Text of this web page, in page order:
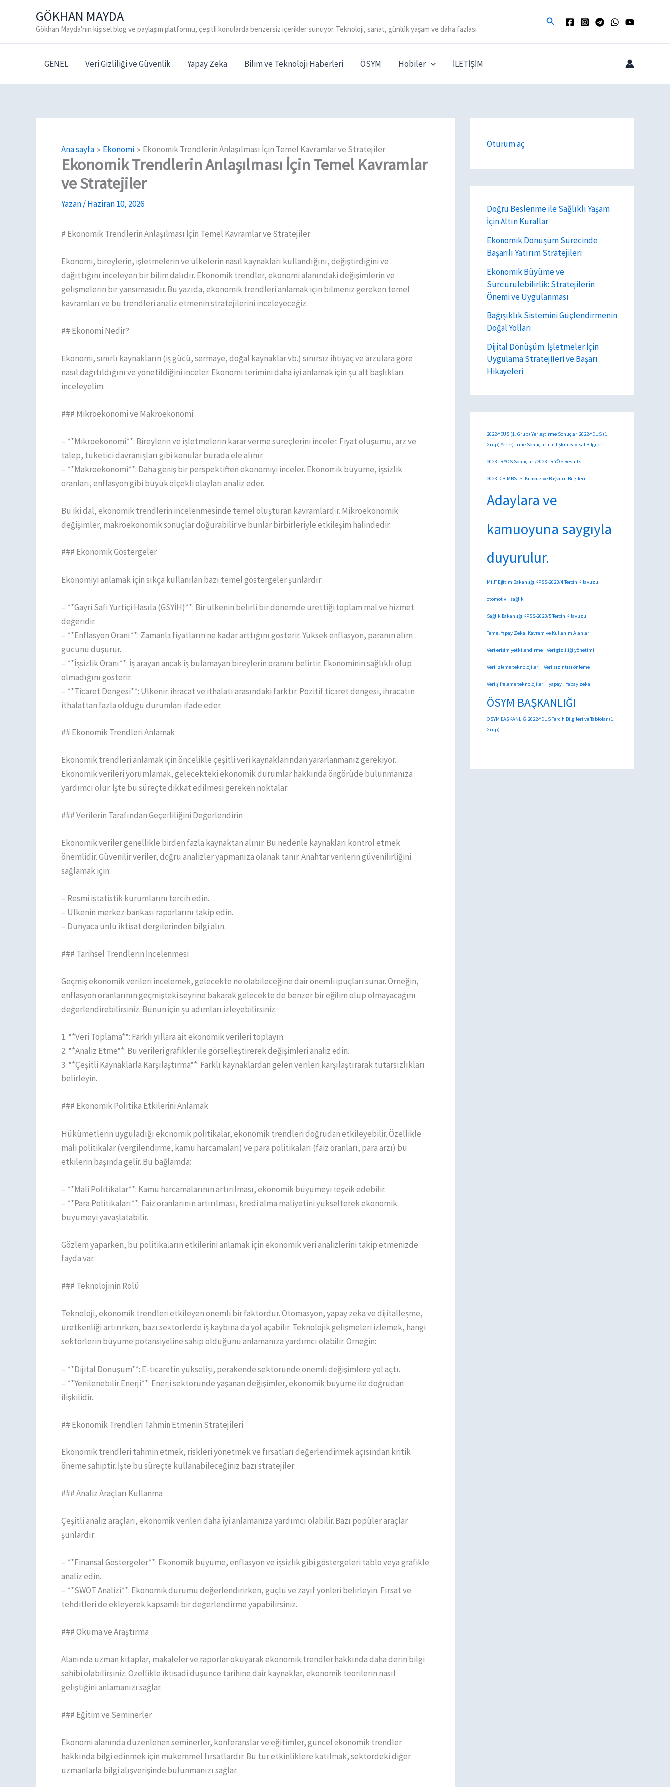
GÖKHAN MAYDA
Gökhan Mayda'nın kişisel blog ve paylaşım platformu, çeşitli konularda benzersiz içerikler sunuyor. Teknoloji, sanat, günlük yaşam ve daha fazlası
Arama
GENEL Veri Gizliliği ve Güvenlik Yapay Zeka Bilim ve Teknoloji Haberleri ÖSYM Hobiler İLETİŞİM
Ana sayfa Ekonomi Ekonomik Trendlerin Anlaşılması İçin Temel Kavramlar ve Stratejiler
Ekonomik Trendlerin Anlaşılması İçin Temel Kavramlar
ve Stratejiler
Yazan/Haziran 10, 2026
# Ekonomik Trendlerin Anlaşılması İçin Temel Kavramlar ve Stratejiler
Ekonomi, bireylerin, işletmelerin ve ülkelerin nasıl kaynakları kullandığını, değiştirdiğini ve
dağıttığını inceleyen bir bilim dalıdır. Ekonomik trendler, ekonomi alanındaki değişimlerin ve
gelişmelerin bir yansımasıdır. Bu yazıda, ekonomik trendleri anlamak için bilmeniz gereken temel
kavramları ve bu trendleri analiz etmenin stratejilerini inceleyeceğiz.
## Ekonomi Nedir?
Ekonomi, sınırlı kaynakların (iş gücü, sermaye, doğal kaynaklar vb.) sınırsız ihtiyaç ve arzulara göre
nasıl dağıtıldığını ve yönetildiğini inceler. Ekonomi terimini daha iyi anlamak için şu alt başlıkları
inceleyelim:
### Mikroekonomi ve Makroekonomi
– **Mikroekonomi**: Bireylerin ve işletmelerin karar verme süreçlerini inceler. Fiyat oluşumu, arz ve
talep, tüketici davranışları gibi konular burada ele alınır.
– **Makroekonomi**: Daha geniş bir perspektiften ekonomiyi inceler. Ekonomik büyüme, işsizlik
oranları, enflasyon gibi büyük ölçekli olayları analiz eder.
Bu iki dal, ekonomik trendlerin incelenmesinde temel oluşturan kavramlardır. Mikroekonomik
değişimler, makroekonomik sonuçlar doğurabilir ve bunlar birbirleriyle etkileşim halindedir.
### Ekonomik Göstergeler
Ekonomiyi anlamak için sıkça kullanılan bazı temel göstergeler şunlardır:
– **Gayri Safi Yurtiçi Hasıla (GSYİH)**: Bir ülkenin belirli bir dönemde ürettiği toplam mal ve hizmet
değeridir.
– **Enflasyon Oranı**: Zamanla fiyatların ne kadar arttığını gösterir. Yüksek enflasyon, paranın alım
gücünü düşürür.
– **İşsizlik Oranı**: İş arayan ancak iş bulamayan bireylerin oranını belirtir. Ekonominin sağlıklı olup
olmadığını gösterir.
– **Ticaret Dengesi**: Ülkenin ihracat ve ithalatı arasındaki farktır. Pozitif ticaret dengesi, ihracatın
ithalattan fazla olduğu durumları ifade eder.
## Ekonomik Trendleri Anlamak
Ekonomik trendleri anlamak için öncelikle çeşitli veri kaynaklarından yararlanmanız gerekiyor.
Ekonomik verileri yorumlamak, gelecekteki ekonomik durumlar hakkında öngörüde bulunmanıza
yardımcı olur. İşte bu süreçte dikkat edilmesi gereken noktalar:
### Verilerin Tarafından Geçerliliğini Değerlendirin
Ekonomik veriler genellikle birden fazla kaynaktan alınır. Bu nedenle kaynakları kontrol etmek
önemlidir. Güvenilir veriler, doğru analizler yapmanıza olanak tanır. Anahtar verilerin güvenilirliğini
sağlamak için:
– Resmi istatistik kurumlarını tercih edin.
– Ülkenin merkez bankası raporlarını takip edin.
– Dünyaca ünlü iktisat dergilerinden bilgi alın.
### Tarihsel Trendlerin İncelenmesi
Geçmiş ekonomik verileri incelemek, gelecekte ne olabileceğine dair önemli ipuçları sunar. Örneğin,
enflasyon oranlarının geçmişteki seyrine bakarak gelecekte de benzer bir eğilim olup olmayacağını
değerlendirebilirsiniz. Bunun için şu adımları izleyebilirsiniz:
1. **Veri Toplama**: Farklı yıllara ait ekonomik verileri toplayın.
2. **Analiz Etme**: Bu verileri grafikler ile görselleştirerek değişimleri analiz edin.
3. **Çeşitli Kaynaklarla Karşılaştırma**: Farklı kaynaklardan gelen verileri karşılaştırarak tutarsızlıkları
belirleyin.
### Ekonomik Politika Etkilerini Anlamak
Hükümetlerin uyguladığı ekonomik politikalar, ekonomik trendleri doğrudan etkileyebilir. Özellikle
mali politikalar (vergilendirme, kamu harcamaları) ve para politikaları (faiz oranları, para arzı) bu
etkilerin başında gelir. Bu bağlamda:
– **Mali Politikalar**: Kamu harcamalarının artırılması, ekonomik büyümeyi teşvik edebilir.
– **Para Politikaları**: Faiz oranlarının artırılması, kredi alma maliyetini yükselterek ekonomik
büyümeyi yavaşlatabilir.
Gözlem yaparken, bu politikaların etkilerini anlamak için ekonomik veri analizlerini takip etmenizde
fayda var.
### Teknolojinin Rolü
Teknoloji, ekonomik trendleri etkileyen önemli bir faktördür. Otomasyon, yapay zeka ve dijitalleşme,
üretkenliği artırırken, bazı sektörlerde iş kaybına da yol açabilir. Teknolojik gelişmeleri izlemek, hangi
sektörlerin büyüme potansiyeline sahip olduğunu anlamanıza yardımcı olabilir. Örneğin:
– **Dijital Dönüşüm**: E-ticaretin yükselişi, perakende sektöründe önemli değişimlere yol açtı.
– **Yenilenebilir Enerji**: Enerji sektöründe yaşanan değişimler, ekonomik büyüme ile doğrudan
ilişkilidir.
## Ekonomik Trendleri Tahmin Etmenin Stratejileri
Ekonomik trendleri tahmin etmek, riskleri yönetmek ve fırsatları değerlendirmek açısından kritik
öneme sahiptir. İşte bu süreçte kullanabileceğiniz bazı stratejiler:
### Analiz Araçları Kullanma
Çeşitli analiz araçları, ekonomik verileri daha iyi anlamanıza yardımcı olabilir. Bazı popüler araçlar
şunlardır:
– **Finansal Göstergeler**: Ekonomik büyüme, enflasyon ve işsizlik gibi göstergeleri tablo veya grafikle
analiz edin.
– **SWOT Analizi**: Ekonomik durumu değerlendirirken, güçlü ve zayıf yönleri belirleyin. Fırsat ve
tehditleri de ekleyerek kapsamlı bir değerlendirme yapabilirsiniz.
### Okuma ve Araştırma
Alanında uzman kitaplar, makaleler ve raporlar okuyarak ekonomik trendler hakkında daha derin bilgi
sahibi olabilirsiniz. Özellikle iktisadi düşünce tarihine dair kaynaklar, ekonomik teorilerin nasıl
geliştiğini anlamanızı sağlar.
### Eğitim ve Seminerler
Ekonomi alanında düzenlenen seminerler, konferanslar ve eğitimler, güncel ekonomik trendler
hakkında bilgi edinmek için mükemmel fırsatlardır. Bu tür etkinliklere katılmak, sektördeki diğer
uzmanlarla bilgi alışverişinde bulunmanızı sağlar.
Oturum aç
Doğru Beslenme ile Sağlıklı Yaşam
İçin Altın Kurallar
Ekonomik Dönüşüm Sürecinde
Başarılı Yatırım Stratejileri
Ekonomik Büyüme ve
Sürdürülebilirlik: Stratejilerin
Önemi ve Uygulanması
Bağışıklık Sistemini Güçlendirmenin
Doğal Yolları
Dijital Dönüşüm: İşletmeler İçin
Uygulama Stratejileri ve Başarı
Hikayeleri
2022-YDUS (1. Grup) Yerleştirme Sonuçları2022-YDUS (1.
Grup) Yerleştirme Sonuçlarına İlişkin Sayısal Bilgiler
2023 TR-YÖS Sonuçları/2023 TR-YÖS Results
2023-DİB-MBSTS: Kılavuz ve Başvuru Bilgileri
Adaylara ve
kamuoyuna saygıyla
duyurulur.
Millî Eğitim Bakanlığı KPSS-2023/4 Tercih Kılavuzu
otomotiv sağlık
Sağlık Bakanlığı KPSS-2023/5 Tercih Kılavuzu
Temel Yapay Zeka: Kavram ve Kullanım Alanları
Veri erişim yetkilendirme Veri gizliliği yönetimi
Veri izleme teknolojileri Veri sızıntısı önleme
Veri şifreleme teknolojileri yapay Yapay zeka
ÖSYM BAŞKANLIĞI
ÖSYM BAŞKANLIĞI2022-YDUS Tercih Bilgileri ve Tablolar (1.
Grup)